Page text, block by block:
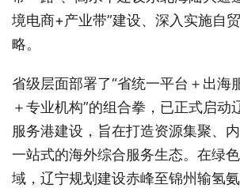
境电商+产业带”建设、深入实施自
略。
省级层面部署了“省统一平台＋出海
＋专业机构”的组合拳，已正式启动
服务港建设，旨在打造资源集聚、
一站式的海外综合服务生态。在绿
域，辽宁规划建设赤峰至锦州输氢